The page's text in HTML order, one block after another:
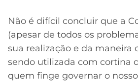
Não é difícil concluir que a
(apesar de todos os
sua realização e da maneira
sendo utilizada com cortina
quem finge governar o